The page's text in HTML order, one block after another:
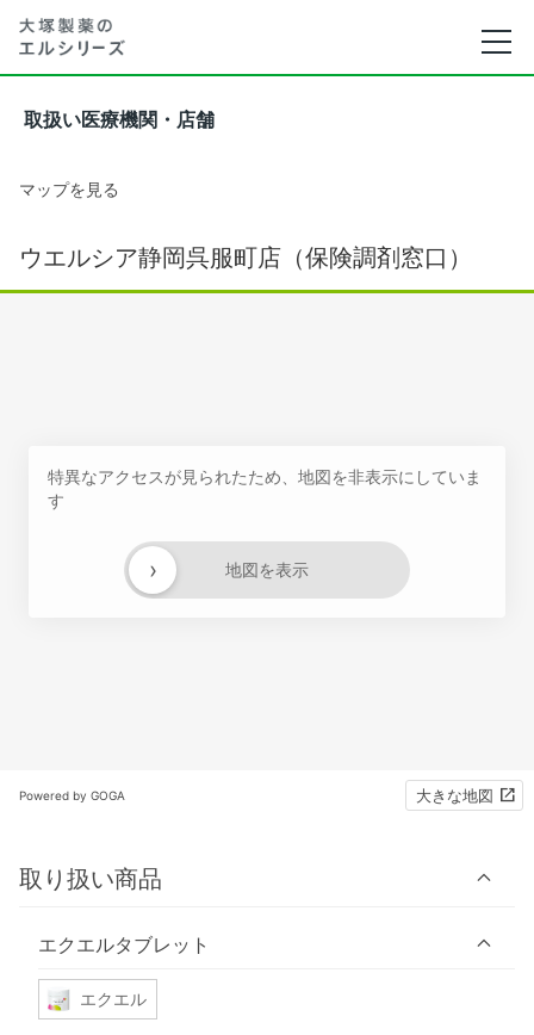
取扱い医療機関・店舗
マップを見る
ウエルシア静岡呉服町店（保険調剤窓口）
特異なアクセスが見られたため、地図を非表示にしていま
す
地図を表示
›
Powered by GOGA 大きな地図
取り扱い商品
エクエルタブレット
エクエル